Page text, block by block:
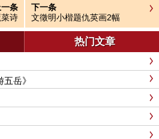
一条
诗
册
下一条
文徵明小楷题仇英画2幅
热门文章
岳》